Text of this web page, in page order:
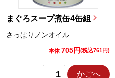
まぐろスープ煮缶4缶組
さっぱりノンオイル
本体 705円(税込761円)
かごへ